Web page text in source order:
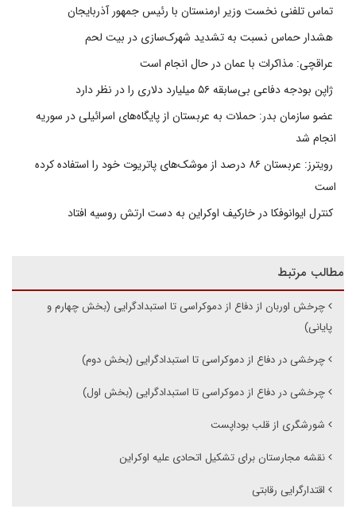
تماس تلفنی نخست وزیر ارمنستان با رئیس جمهور آذربایجان
هشدار حماس نسبت به تشدید شهرک‌سازی در بیت‌ لحم
عراقچی: مذاکرات با عمان در حال انجام است
ژاپن بودجه دفاعی بی‌سابقه ۵۶ میلیارد دلاری را در نظر دارد
عضو سازمان بدر: حملات به عربستان از پایگاه‌های اسرائیلی در سوریه
انجام شد
رویترز: عربستان ۸۶ درصد از موشک‌های پاتریوت خود را استفاده کرده
است
کنترل ایوانوفکا در خارکیف اوکراین به دست ارتش روسیه افتاد
مطالب مرتبط
چرخش اوربان از دفاع از دموکراسی تا استبدادگرایی (بخش چهارم و
پایانی)
چرخشی در دفاع از دموکراسی تا استبدادگرایی (بخش دوم)
چرخشی در دفاع از دموکراسی تا استبدادگرایی (بخش اول)
شورشگری از قلب بوداپست
نقشه مجارستان برای تشکیل اتحادی علیه اوکراین
اقتدارگرایی رقابتی